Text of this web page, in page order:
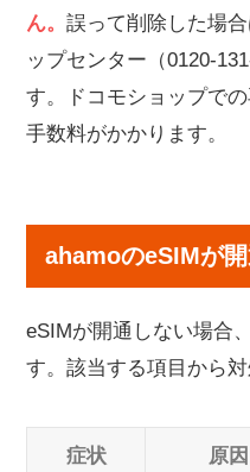
ん。 誤って削除した場
ップセンター（0120-
す。ドコモショップで
手数料がかかります。
ahamoのeSIMが
eSIMが開通しない場合
す。該当する項目から
症状 原因